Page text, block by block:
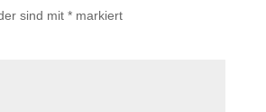
sind mit *markiert